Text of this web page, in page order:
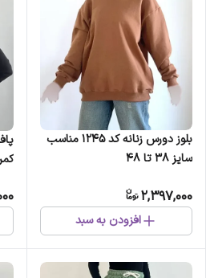
بلوز دورس زنانه کد 1245 مناسب
سایز 38 تا 48
2,397,000
افزودن به سبد